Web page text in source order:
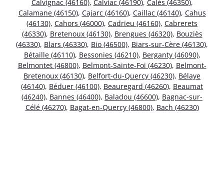
Calvignac (46160), Calviac (46190), Calès (46350),
Calamane (46150), Cajarc (46160), Caillac (46140), Cahus
(46130), Cahors (46000), Cadrieu (46160), Cabrerets
(46330), Bretenoux (46130), Brengues (46320), Bouziès
(46330), Blars (46330), Bio (46500), Biars-sur-Cère (46130),
Bétaille (46110), Bessonies (46210), Berganty (46090),
Belmontet (46800), Belmont-Sainte-Foi (46230), Belmont-
Bretenoux (46130), Belfort-du-Quercy (46230), Bélaye
(46140), Béduer (46100), Beauregard (46260), Beaumat
(46240), Bannes (46400), Baladou (46600), Bagnac-sur-
Célé (46270), Bagat-en-Quercy (46800), Bach (46230)